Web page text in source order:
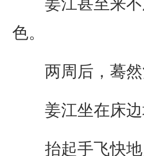
色。
两周后，蓦然
姜江坐在床边
抬起手飞快地